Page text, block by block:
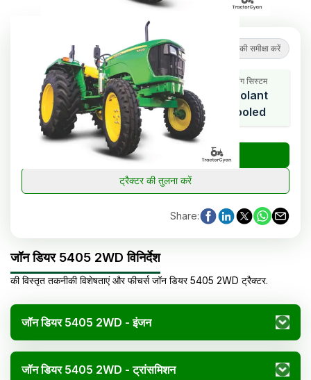
समीक्षाएं ट्रैक्टर की समीक्षा करें
एचपी रेंज
63
सिलेंडर
3
कूलिंग सिस्टम
Coolant
Cooled
₹ट्रैक्टर की कीमत जांचें
ट्रैक्टर की तुलना करें
Share:
जॉन डियर 5405 2WD विनिर्देश
की विस्तृत तकनीकी विशेषताएं और फीचर्स जॉन डियर 5405 2WD ट्रैक्टर.
जॉन डियर 5405 2WD - इंजन
जॉन डियर 5405 2WD - ट्रांसमिशन